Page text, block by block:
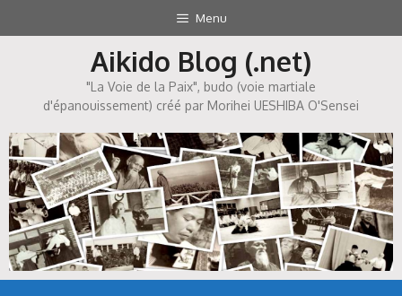
au
Menu
Aikido Blog (.net)
"La Voie de la Paix", budo (voie martiale
d'épanouissement) créé par Morihei UESHIBA O'Sensei